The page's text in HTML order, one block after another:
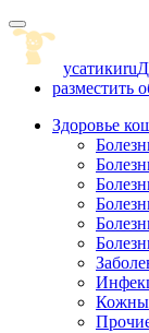
Skip
to
content
усатикиru
разместить
Здоровье